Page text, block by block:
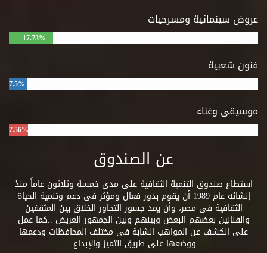
عروض سينمائية ومسرحيات
17.73%
فنون شعبية
7.5%
موسيقى وغناء
7.56%
عن الصندوق
استطاع صندوق التنمية الثقافية على مدى خمسة وثلاثون عاماً منذ
إنشائه عام 1989 أن يقوم بدور فعال ومؤثر فى دعم وتنمية الحياة
الثقافية فى مصر، وأن يمد جسور التحاور الخلاق بين المثقفين
والفنانين بعضهم البعض وبينهم وبين الجمهور العريض ..كما عمل
على الكشف عن المواهب الشابة فى مختلف المحافظات ودعمها
ووضعها على طريق التميز والإبداع.